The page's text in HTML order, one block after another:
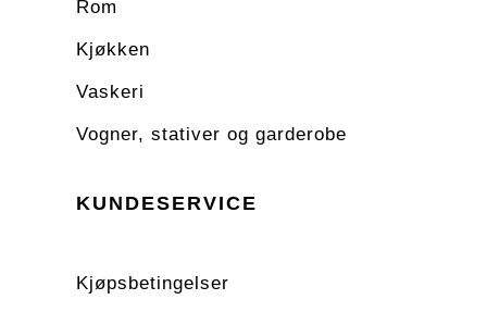
Rom
Kjøkken
Vaskeri
Vogner, stativer og garderobe
KUNDESERVICE
Kjøpsbetingelser